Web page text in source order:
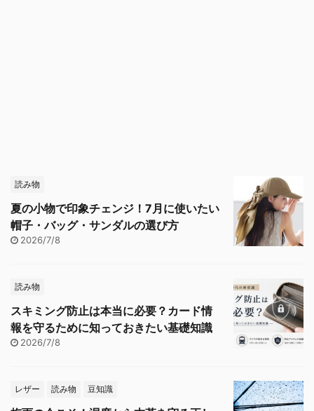
読み物
夏の小物で印象チェンジ！7月に使いたい
帽子・バッグ・サンダルの選び方
2026/7/8
読み物
スキミング防止は本当に必要？カード情
報を守るために知っておきたい基礎知識
2026/7/8
レザー 読み物 豆知識